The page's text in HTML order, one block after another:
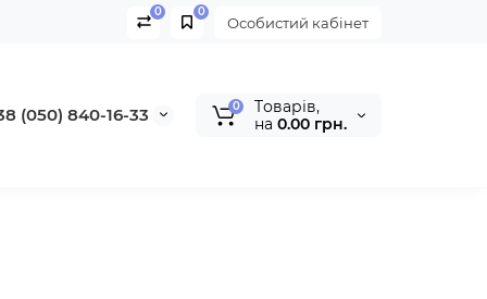
Особистий кабінет
0
0
(050) 840-16-33 0
Tоварів,
на 0.00 грн.